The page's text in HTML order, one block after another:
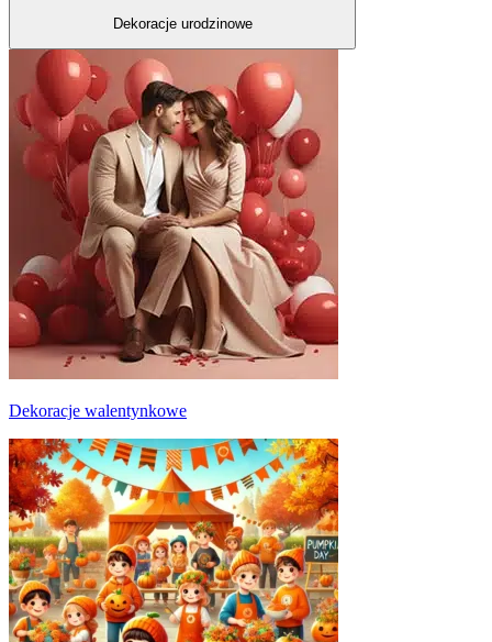
Dekoracje urodzinowe
Dekoracje walentynkowe